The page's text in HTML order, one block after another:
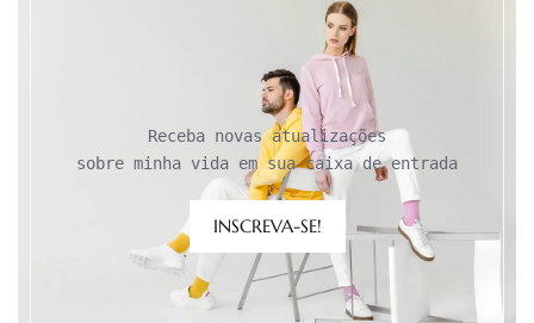
Receba novas atualizações
sobre minha vida em sua caixa de entrada
INSCREVA-SE!